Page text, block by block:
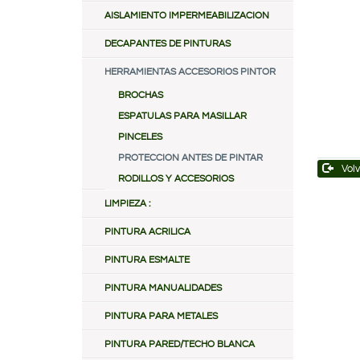
AISLAMIENTO IMPERMEABILIZACION
DECAPANTES DE PINTURAS
HERRAMIENTAS ACCESORIOS PINTOR
BROCHAS
ESPATULAS PARA MASILLAR
PINCELES
PROTECCION ANTES DE PINTAR
RODILLOS Y ACCESORIOS
LIMPIEZA :
PINTURA ACRILICA
PINTURA ESMALTE
PINTURA MANUALIDADES
PINTURA PARA METALES
PINTURA PARED/TECHO BLANCA